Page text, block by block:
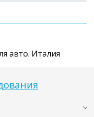
авто. Италия